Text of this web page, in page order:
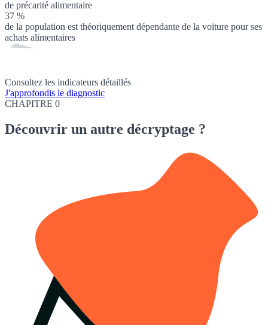
de précarité alimentaire
37 %
de la population est théoriquement dépendante de la voiture pour ses
achats alimentaires
Consultez les indicateurs détaillés
J'approfondis le diagnostic
CHAPITRE 0
Découvrir un autre décryptage ?